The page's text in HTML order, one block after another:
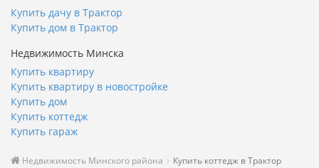
Купить дачу в Трактор
Купить дом в Трактор
Недвижимость Минска
Купить квартиру
Купить квартиру в новостройке
Купить дом
Купить коттедж
Купить гараж
Недвижимость Минского района Купить коттедж в Трактор